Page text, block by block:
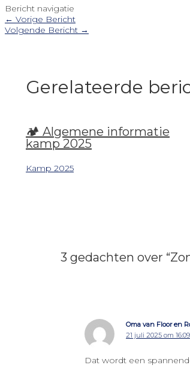
Bericht navigatie
← Vorige Bericht
Volgende Bericht →
Gerelateerde
🏕️ Algemene informatie
kamp 2025
Kamp 2025
3 gedachten over
Oma van Floor en
21 juli 2025 om 16:09
Dat wordt een